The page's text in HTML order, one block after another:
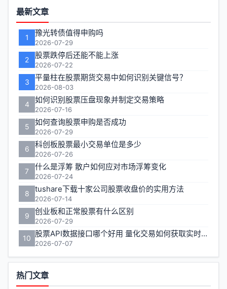
功
能
区
最新文章
1 豫光转债值得申购吗
2026-07-29
2 股票跌停后还能不能上涨
2026-07-22
3 平量柱在股票期货交易中如何识别关键信号？
2026-08-03
4 如何识别股票压盘现象并制定交易策略
2026-07-16
5 如何查询股票申购是否成功
2026-07-29
6 科创板股票最小交易单位是多少
2026-07-26
7 什么是浮筹 散户如何应对市场浮筹变化
2026-07-24
8 tushare下载十家公司股票收盘价的实用方法
2026-07-14
9 创业板和正常股票有什么区别
2026-07-29
10 股票API数据接口哪个好用 量化交易如何获取实时行情
2026-07-07
热门文章